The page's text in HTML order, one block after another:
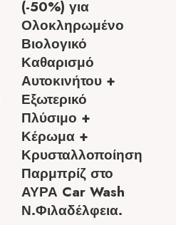
(-50%) για
Ολοκληρωμένο
Βιολογικό
Καθαρισμό
Αυτοκινήτου +
Εξωτερικό
Πλύσιμο +
Κέρωμα +
Κρυσταλλοποίηση
Παρμπρίζ στο
ΑΥΡΑ Car Wash
Ν.Φιλαδέλφεια.